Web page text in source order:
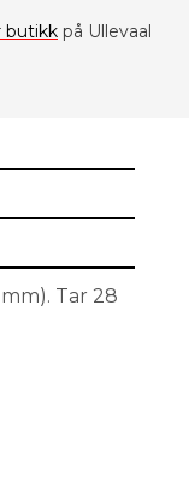
butikk på Ullevaal
Tar 28